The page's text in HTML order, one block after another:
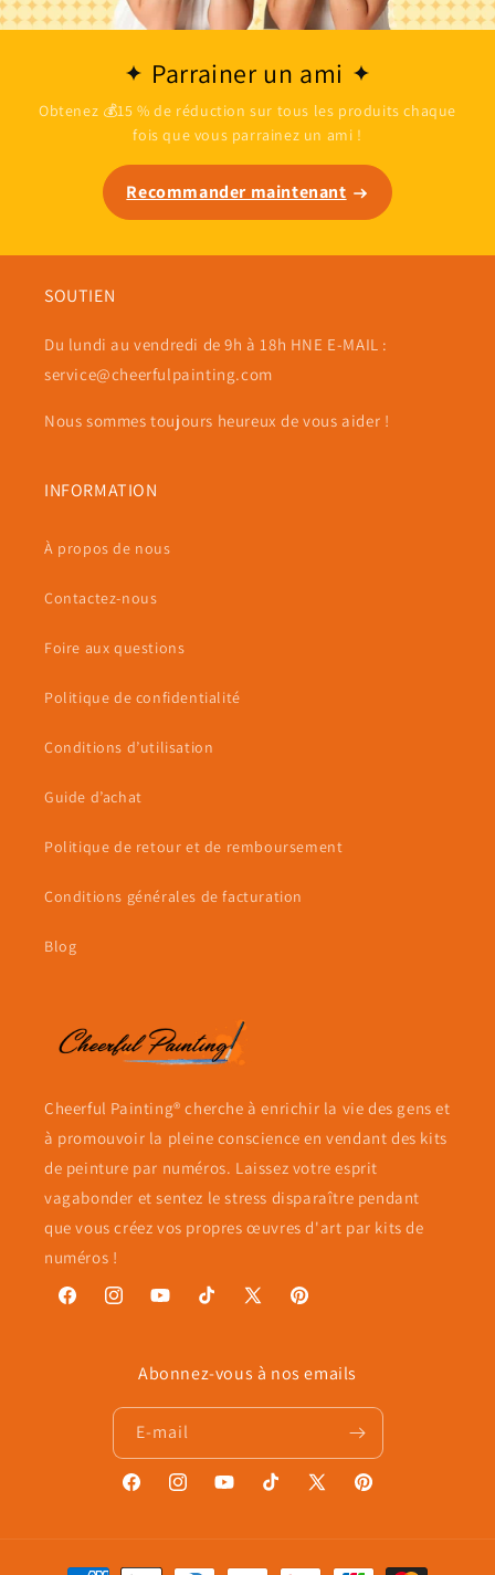
Parrainer un ami
Obtenez 💰15 % de réduction sur tous les produits chaque
fois que vous parrainez un ami !
Recommander maintenant
SOUTIEN
Du lundi au vendredi de 9h à 18h HNE E-MAIL :
service@cheerfulpainting.com
Nous sommes toujours heureux de vous aider !
INFORMATION
À propos de nous
Contactez-nous
Foire aux questions
Politique de confidentialité
Conditions d’utilisation
Guide d’achat
Politique de retour et de remboursement
Conditions générales de facturation
Blog
Cheerful Painting® cherche à enrichir la vie des gens et
à promouvoir la pleine conscience en vendant des kits
de peinture par numéros. Laissez votre esprit
vagabonder et sentez le stress disparaître pendant
que vous créez vos propres œuvres d'art par kits de
numéros !
FacebookInstagramYouTubeTikTok
X
Pinterest
Abonnez-vous à nos emails
E-mail
FacebookInstagramYouTubeTikTok
X
Pinterest
Moyens